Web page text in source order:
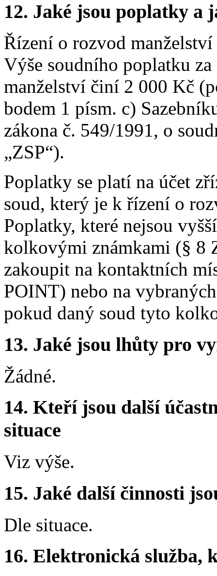
12. Jaké jsou poplatky a
Řízení o rozvod
Výše soudního poplatku
manželství činí 2 000 Kč
bodem 1 písm. c)
zákona č. 549/1991, o
„ZSP“).
Poplatky se platí na účet
soud, který je k řízení o
Poplatky, které nejsou
kolkovými známkami (§ 8
zakoupit na kontaktních
POINT) nebo na
pokud daný soud tyto
13. Jaké jsou lhůty pro
Žádné.
14. Kteří jsou další
situace
Viz výše.
15. Jaké další činnosti
Dle situace.
16. Elektronická služba,